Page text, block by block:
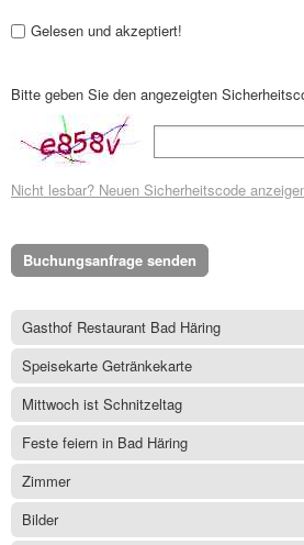
Gelesen und akzeptiert!
Bitte geben Sie den angezeigten
Nicht lesbar? Neuen Sicherheitscode
Buchungsanfrage senden
Gasthof Restaurant Bad Häring
Speisekarte Getränkekarte
Mittwoch ist Schnitzeltag
Feste feiern in Bad Häring
Zimmer
Bilder